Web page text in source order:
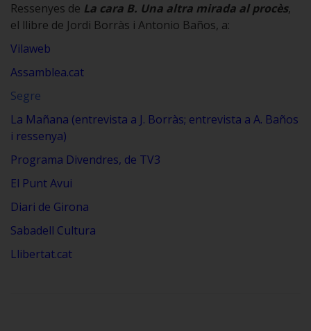
Ressenyes de La cara B. Una altra mirada al procès,
el llibre de Jordi Borràs i Antonio Baños, a:
Vilaweb
Assamblea.cat
Segre
La Mañana (entrevista a J. Borràs; entrevista a A. Baños
i ressenya)
Programa Divendres, de TV3
El Punt Avui
Diari de Girona
Sabadell Cultura
Llibertat.cat